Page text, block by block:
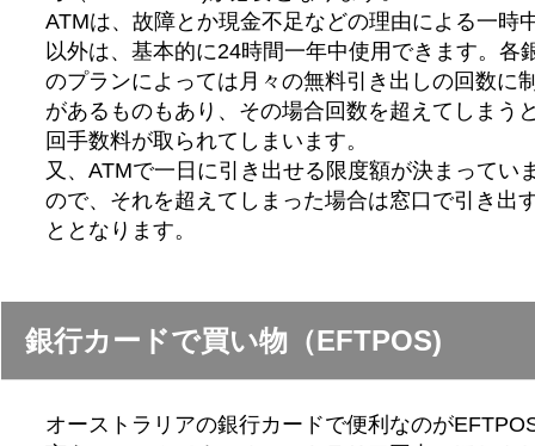
ATMは、故障とか現金不足などの理由による一時
以外は、基本的に24時間一年中使用できます。各
のプランによっては月々の無料引き出しの回数に
があるものもあり、その場合回数を超えてしまう
回手数料が取られてしまいます。
又、ATMで一日に引き出せる限度額が決まってい
ので、それを超えてしまった場合は窓口で引き出
ととなります。
銀行カードで買い物（EFTPOS)
オーストラリアの銀行カードで便利なのが